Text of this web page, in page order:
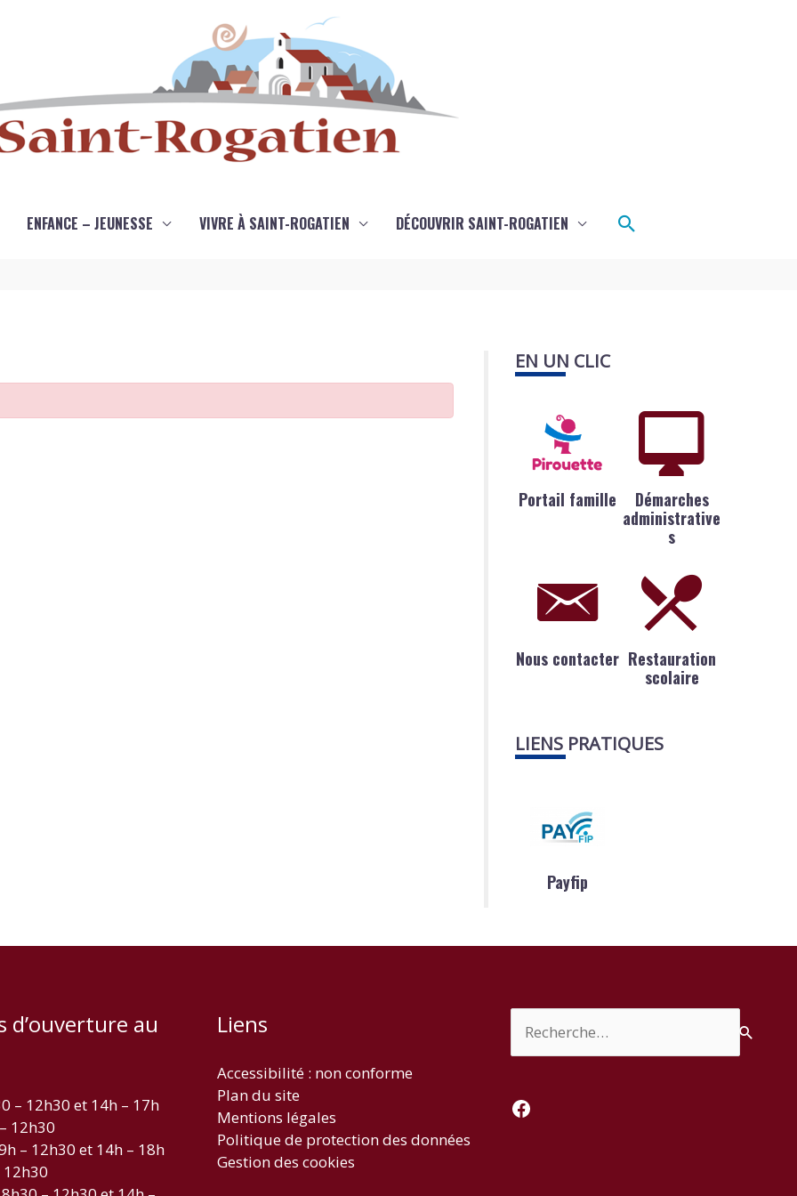
ENFANCE – JEUNESSE VIVRE À SAINT-ROGATIEN DÉCOUVRIR SAINT-ROGATIEN Rechercher
EN UN CLIC
Portail famille
Démarches
administrative
s
Nous contacter Restauration
scolaire
LIENS PRATIQUES
Payfip
d’ouverture au
– 12h30 et 14h – 17h
12h30
– 12h30 et 14h – 18h
12h30
Liens
Accessibilité : non conforme
Plan du site
Mentions légales
Politique de protection des données
Gestion des cookies
Facebook